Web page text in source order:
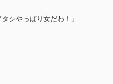
やっぱり女だわ！」